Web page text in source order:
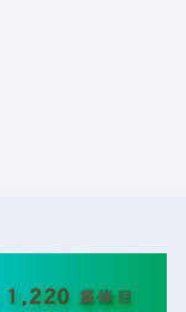
1,220 篇條目